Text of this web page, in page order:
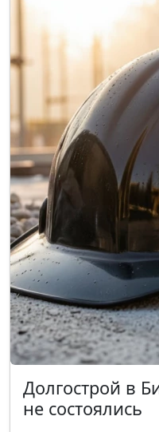
Долгострой в
не состоялись